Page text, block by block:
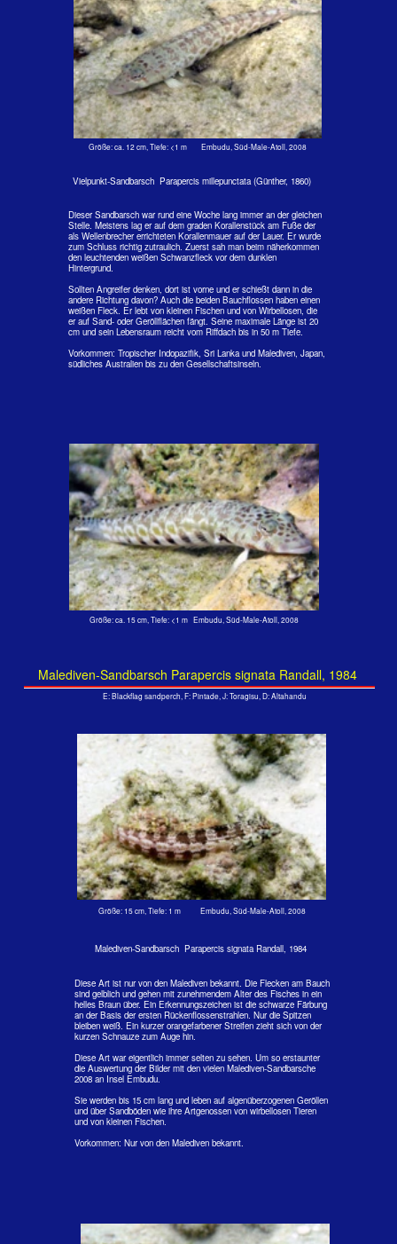
Malediven-Sandbarsch Parapercis signata Randall, 1984
Diese Art ist nur von den Malediven bekannt. Die Flecken am Bauch
sind gelblich und gehen mit zunehmendem Alter des Fisches in ein
helles Braun über. Ein Erkennungszeichen ist die schwarze Färbung
an der Basis der ersten Rückenflossenstrahlen. Nur die Spitzen
bleiben weiß. Ein kurzer orangefarbener Streifen zieht sich von der
kurzen Schnauze zum Auge hin.
Diese Art war eigentlich immer selten zu sehen. Um so erstaunter
die Auswertung der Bilder mit den vielen Malediven-Sandbarsche
2008 an Insel Embudu.
Sie werden bis 15 cm lang und leben auf algenüberzogenen Geröllen
und über Sandböden wie ihre Artgenossen von wirbellosen Tieren
und von kleinen Fischen.
Vorkommen: Nur von den Malediven bekannt.
Größe: 15 cm, Tiefe: 1 m Embudu, Süd-Male-Atoll, 2008
Knochenfische - Index